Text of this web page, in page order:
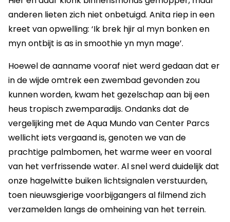
anderen lieten zich niet onbetuigd. Anita riep in een
kreet van opwelling: ‘Ik brek hjir al myn bonken en
myn ontbijt is as in smoothie yn myn mage’.
Hoewel de aanname vooraf niet werd gedaan dat er
in de wijde omtrek een zwembad gevonden zou
kunnen worden, kwam het gezelschap aan bij een
heus tropisch zwemparadijs. Ondanks dat de
vergelijking met de Aqua Mundo van Center Parcs
wellicht iets vergaand is, genoten we van de
prachtige palmbomen, het warme weer en vooral
van het verfrissende water. Al snel werd duidelijk dat
onze hagelwitte buiken lichtsignalen verstuurden,
toen nieuwsgierige voorbijgangers al filmend zich
verzamelden langs de omheining van het terrein.